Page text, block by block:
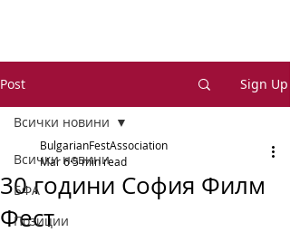
Post Sign Up
Всички новини
БФА
Позиции
Всички новини
30 години София Филм
Фест
BulgarianFestAssociation
Mar 65 min read